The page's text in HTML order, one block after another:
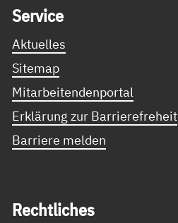
Ser­vice
Aktuelles
Sitemap
Mitarbeitendenportal
Erklärung zur Barrierefreheit
Barriere melden
Recht­li­ches